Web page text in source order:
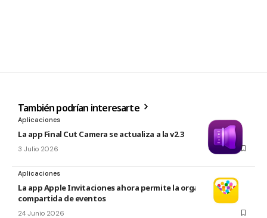
También podrían interesarte
Aplicaciones
La app Final Cut Camera se actualiza a la v2.3
3 Julio 2026
Aplicaciones
La app Apple Invitaciones ahora permite la organización
compartida de eventos
24 Junio 2026